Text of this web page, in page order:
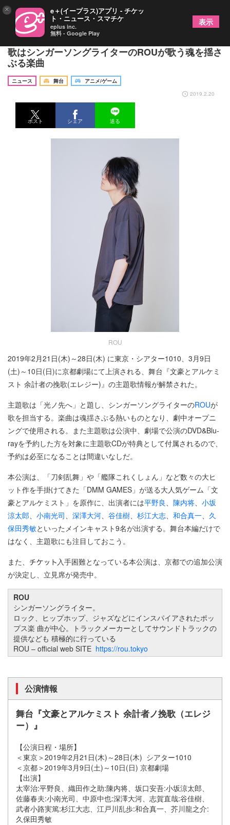
舞台『文豪とアルケミスト 余計者ノ挽歌』、主題
歌はシンガーソングライターのROUが歌う魂を揺さ
ぶる楽曲
ニュース 舞台
アニメ/ゲーム
2019.2.20
ポスト シェア 送る
ROU
2019年2月21日(木)～28日(木) に東京・シアター1010、3月9日
(土)～10日(日)に京都劇場にて上演される、舞台『文豪とアルケミ
スト 余計者の挽歌(エレジー)』の主題歌情報が解禁された。
主題歌は「光ノ先へ」と題し、シンガーソングライターのROUが
歌を担当する。楽曲は魂揺さぶる熱いものとなり、劇中オープニ
ングで使用される。また主題歌は公演中、劇場で公演のDVD&Blu-
rayを予約した方を対象に主題歌CDが特典として付属されるので、
予約は必至になることは間違いなしだ。
本公演は、「刀剣乱舞」や「艦隊これくしょん」など数々の大ヒ
ット作を手掛けてきた「DMM GAMES」が送る大人気ゲーム「文
豪とアルケミスト」を原作に、出演者には平野良、 陳内将、 小坂
涼太郎、 小南光司、 深澤大河、 谷佳樹、 杉江大志、 和合真一、 久
保田秀敏といったメインキャスト9名が出演する。舞台本編だけで
はなく、主題歌にも注目しておこう。
また、
入手困難となっている本公演は、京都での追加公演
が決定し、立見席が発売中。
ROU
シンガーソングライター。
ロック、ヒップホップ、ジャズなどにインスパイアされたポッ
プス楽 曲が中心。トラックメーカーとしてサウンドトラックの
提供なども 積極的に行っている
ROU – official web SITE https://rou.tokyo
公演情報
舞台『文豪とアルケミスト 余計者ノ挽歌（エレジ
ー）』
【公演日程・場所】
＜東京＞2019年2月21日(木)～28日(木) シアター1010
＜京都＞2019年3月9日(土)～10日(日) 京都劇場
【出演】
太宰治:平野良、織田作之助:陳内将、坂口安吾:小坂涼太郎、
佐藤春夫:小南光司、中原中也:深澤大河、志賀直哉:谷佳樹、
武者小路実篤:杉江大志、江戸川乱歩:和合真一、芥川龍之介:
久保田秀敏
× e＋(イープラス)アプリ - チケッ
ト・ニュース・スマチケ
eplus inc.
無料 - Google Play
表示